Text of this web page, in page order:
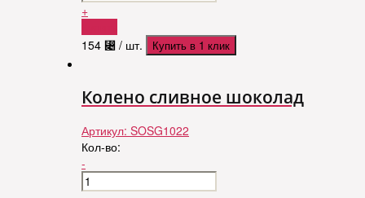
+
154 ⃄ / шт. Купить в 1 клик
Колено сливное шоколад
Артикул: SOSG1022
Кол-во:
-